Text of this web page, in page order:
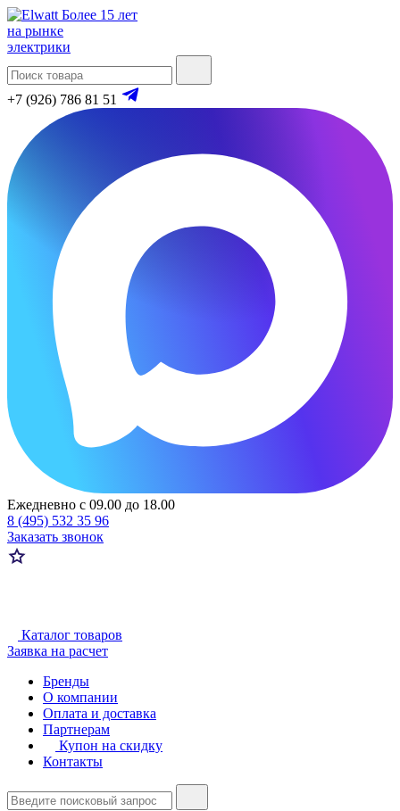
Более 15 лет
на рынке
электрики
+7 (926) 786 81 51
Ежедневно с 09.00 до 18.00
8 (495) 532 35 96
Заказать звонок
Каталог товаров
Заявка на расчет
Бренды
О компании
Оплата и доставка
Партнерам
Купон на скидку
Контакты